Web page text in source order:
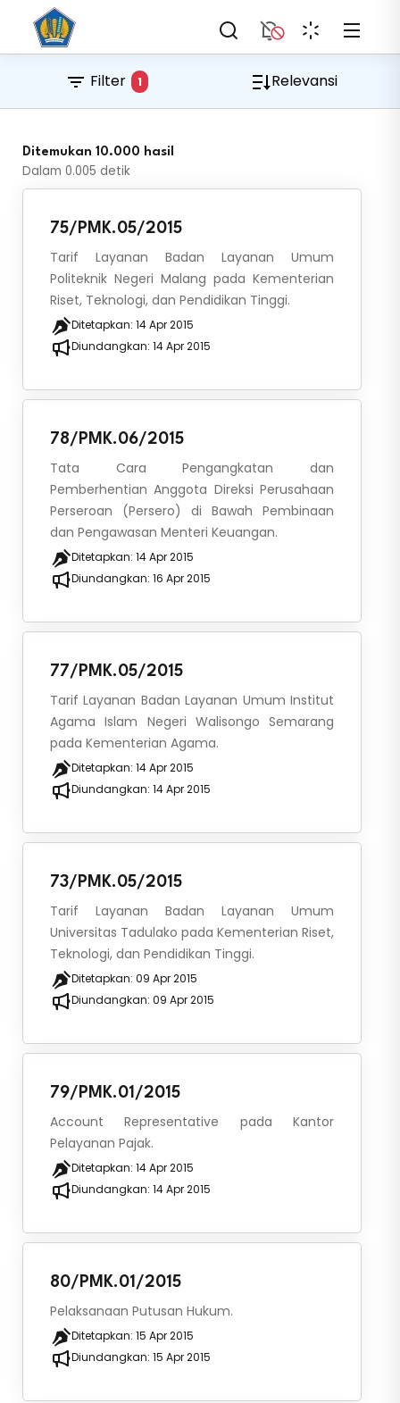
Filter 1 Relevansi
Ditemukan 10.000 hasil
Dalam 0.005 detik
75/PMK.05/2015
Tarif Layanan Badan Layanan Umum
Politeknik Negeri Malang pada Kementerian
Riset, Teknologi, dan Pendidikan Tinggi.
Ditetapkan: 14 Apr 2015
Diundangkan: 14 Apr 2015
78/PMK.06/2015
Tata Cara Pengangkatan dan
Pemberhentian Anggota Direksi Perusahaan
Perseroan (Persero) di Bawah Pembinaan
dan Pengawasan Menteri Keuangan.
Ditetapkan: 14 Apr 2015
Diundangkan: 16 Apr 2015
77/PMK.05/2015
Tarif Layanan Badan Layanan Umum Institut
Agama Islam Negeri Walisongo Semarang
pada Kementerian Agama.
Ditetapkan: 14 Apr 2015
Diundangkan: 14 Apr 2015
73/PMK.05/2015
Tarif Layanan Badan Layanan Umum
Universitas Tadulako pada Kementerian Riset,
Teknologi, dan Pendidikan Tinggi.
Ditetapkan: 09 Apr 2015
Diundangkan: 09 Apr 2015
79/PMK.01/2015
Account Representative pada Kantor
Pelayanan Pajak.
Ditetapkan: 14 Apr 2015
Diundangkan: 14 Apr 2015
80/PMK.01/2015
Pelaksanaan Putusan Hukum.
Ditetapkan: 15 Apr 2015
Diundangkan: 15 Apr 2015